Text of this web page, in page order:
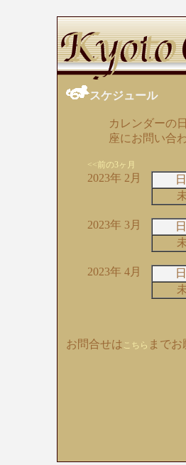
スケジュール
カレンダーの
座にお問い合
<<前の3ヶ月
2023年 2月
2023年 3月
2023年 4月
お問合せは こちら まで